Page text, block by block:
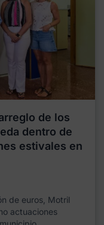
de los
dentro de
estivales en
de euros, Motril
actuaciones